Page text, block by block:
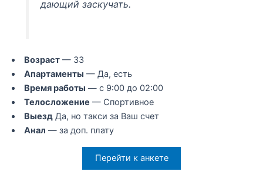
дающий заскучать.
Возраст— 33
Апартаменты — Да, есть
Время работы — с 9:00 до 02:00
Телосложение — Спортивное
ВыездДа, но такси за Ваш счет
Анал — за доп. плату
Перейти к анкете